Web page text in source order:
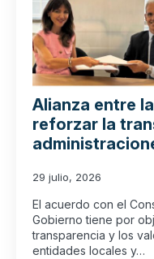
Alianza entre
reforzar la
29 julio, 2026
El acuerdo con el
Gobierno tiene por
transparencia y los
entidades locales y…